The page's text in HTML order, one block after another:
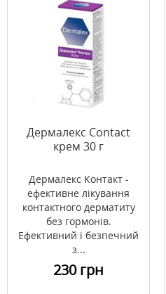
Дермалекс Contact
крем 30 г
Дермалекс Контакт -
ефективне лікування
контактного дерматиту
без гормонів.
Ефективний і безпечний
з...
230 грн